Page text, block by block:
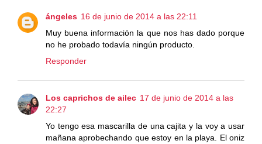
ángeles 16 de junio de 2014 a las 22:11
Muy buena información la que nos has dado porque
no he probado todavía ningún producto.
Responder
Los caprichos de ailec 17 de junio de 2014 a las
22:27
Yo tengo esa mascarilla de una cajita y la voy a usar
mañana aprobechando que estoy en la playa. El oniz